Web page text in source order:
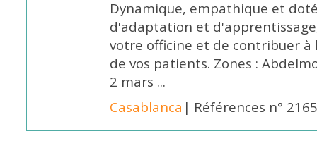
Dynamique, empathique et
d'adaptation et
votre officine et de contribuer
de vos patients. Zones :
2 mars ...
Casablanca | Références n°